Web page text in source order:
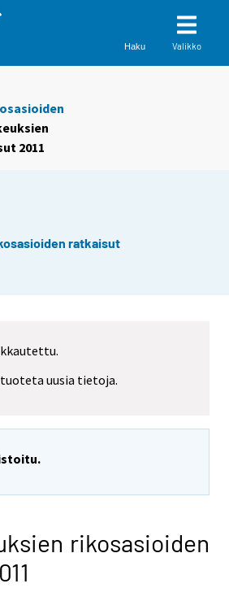
Haku Valikko
2011
ratkaisut
uusia tietoja.
rikosasioiden